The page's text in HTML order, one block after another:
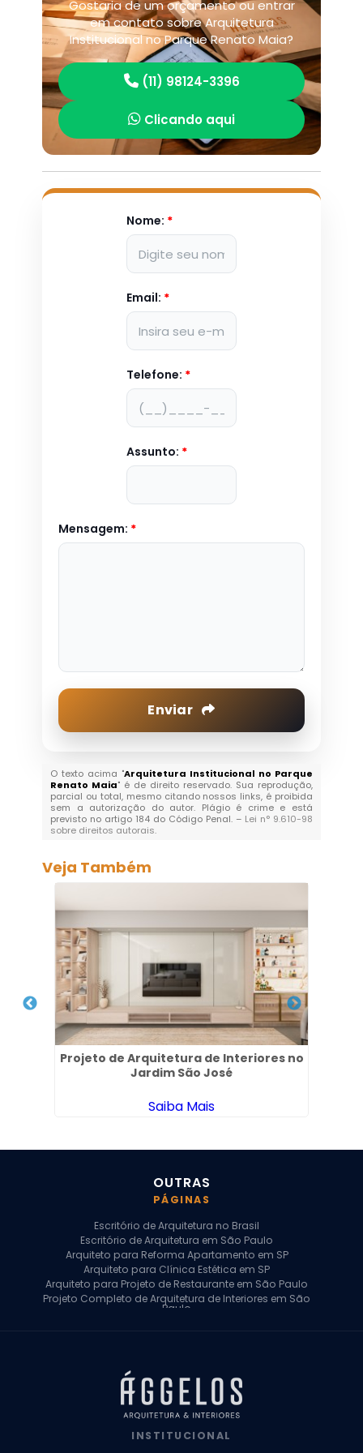
Gostaria de um orçamento ou entrar
em contato sobre Arquitetura
Institucional no Parque Renato Maia?
(11) 98124-3396
Clicando aqui
Nome: *
Email: *
Telefone: *
Assunto: *
Mensagem: *
Enviar
O texto acima "Arquitetura Institucional no Parque
Renato Maia" é de direito reservado. Sua reprodução,
parcial ou total, mesmo citando nossos links, é proibida
sem a autorização do autor. Plágio é crime e está
previsto no artigo 184 do Código Penal. – Lei n° 9.610-98
sobre direitos autorais.
Veja Também
Projeto de Arquitetura de Interiores no
Jardim São José
Saiba Mais
OUTRAS
PÁGINAS
Escritório de Arquitetura no Brasil
Escritório de Arquitetura em São Paulo
Arquiteto para Reforma Apartamento em SP
Arquiteto para Clínica Estética em SP
Arquiteto para Projeto de Restaurante em São Paulo
Projeto Completo de Arquitetura de Interiores em São
Paulo
Arquiteto para Projeto Comercial em São Paulo
Arquiteto Comercial
Arquiteto para Reforma de Apartamento
Arquiteto para Reforma Residencial
Arquitetura para Reforma de Casas
INSTITUCIONAL